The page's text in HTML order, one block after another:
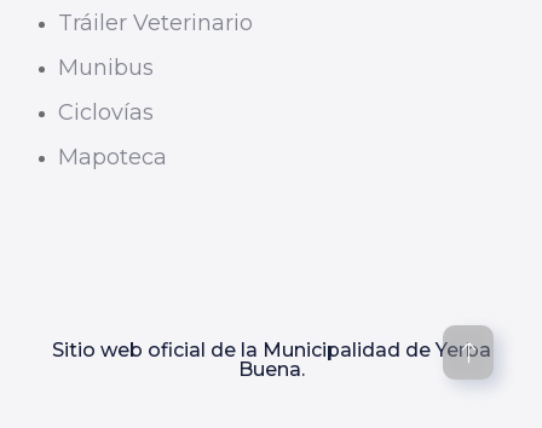
Tráiler Veterinario
Munibus
Ciclovías
Mapoteca
Sitio web oficial de la Municipalidad de Yerba
Buena.